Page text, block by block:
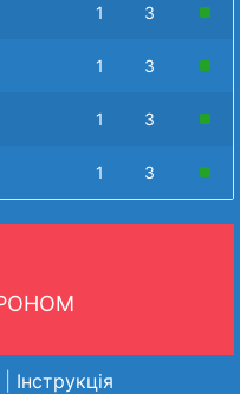
1 3
1 3
1 3
1 3
Інструкція